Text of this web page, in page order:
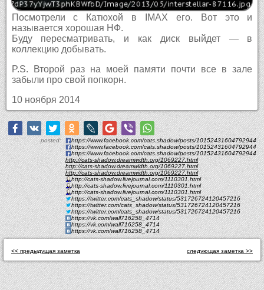
Посмотрели с Катюхой в IMAX его. Вот это и
называется хорошая НФ.
Буду пересматривать, и как диск выйдет — в
коллекцию добывать.
P.S. Второй раз на моей памяти почти все в зале
забыли про свой попкорн.
10 ноября 2014
posted:
https://www.facebook.com/cats.shadow/posts/10152431604792944
https://www.facebook.com/cats.shadow/posts/10152431604792944
https://www.facebook.com/cats.shadow/posts/10152431604792944
http://cats-shadow.dreamwidth.org/1069227.html
http://cats-shadow.dreamwidth.org/1069227.html
http://cats-shadow.dreamwidth.org/1069227.html
http://cats-shadow.livejournal.com/1110301.html
http://cats-shadow.livejournal.com/1110301.html
http://cats-shadow.livejournal.com/1110301.html
https://twitter.com/cats_shadow/status/531726724120457216
https://twitter.com/cats_shadow/status/531726724120457216
https://twitter.com/cats_shadow/status/531726724120457216
https://vk.com/wall716258_4714
https://vk.com/wall716258_4714
https://vk.com/wall716258_4714
<< предыдущая заметка следующая заметка >>